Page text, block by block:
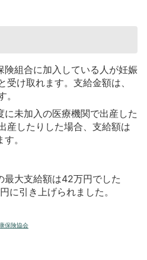
険組合に加入している人が妊娠
け取れます。支給金額は、
未加入の医療機関で出産した
産したりした場合、支給額は
。
最大支給額は42万円でした
に引き上げられました。
保険協会